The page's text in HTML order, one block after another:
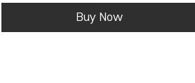
어주는 연결고리.
스스로 생각하고 결과물을 만드는 과정을
Buy Now